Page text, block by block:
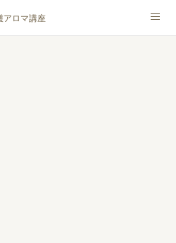
アロマ講座